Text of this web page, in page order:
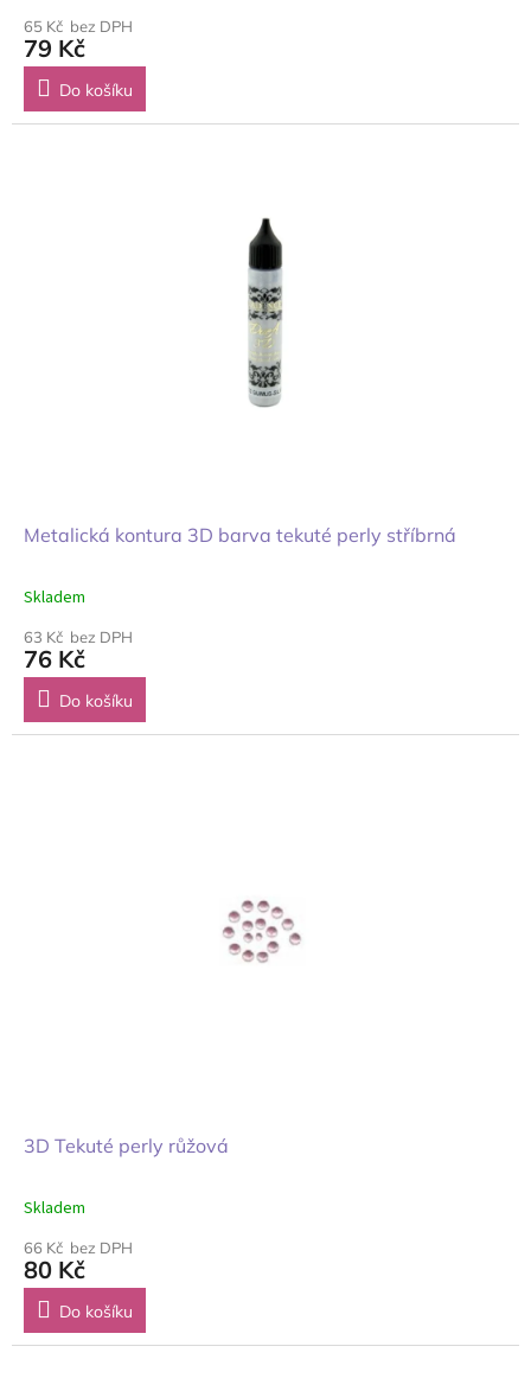
65 Kč bez DPH
79 Kč
Do košíku
Metalická kontura 3D barva tekuté perly stříbrná
Skladem
63 Kč bez DPH
76 Kč
Do košíku
3D Tekuté perly růžová
Skladem
66 Kč bez DPH
80 Kč
Do košíku